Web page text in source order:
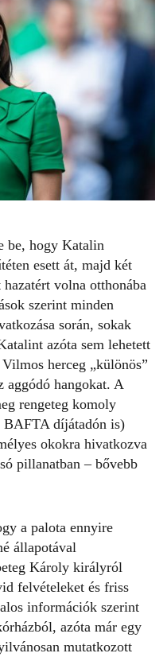
be, hogy Katalin
esett át, majd két
volna otthonába
szerint minden
során, sokak
azóta sem lehetett
herceg „különös”
aggódó hangokat. A
rengeteg komoly
BAFTA díjátadón is)
okokra hivatkozva
pillanatban – bővebb
a palota ennyire
állapotával
Károly királyról
felvételeket és friss
információk szerint
azóta már egy
mutatkozott